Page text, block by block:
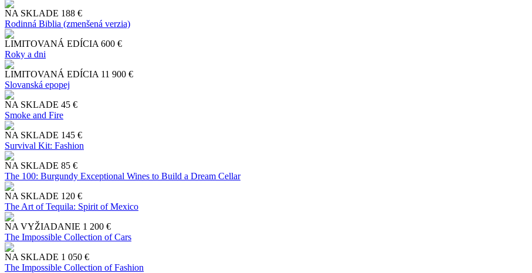
NA SKLADE 188 €
Rodinná Biblia (zmenšená verzia)
LIMITOVANÁ EDÍCIA 600 €
Roky a dni
LIMITOVANÁ EDÍCIA 11 900 €
Slo​vanská epopej
NA SKLADE 45 €
Smoke and Fire
NA SKLADE 145 €
Survival Kit: Fashion
NA SKLADE 85 €
The 100: Burgundy Exceptional Wines to Build a Dream Cellar
NA SKLADE 120 €
The Art of Tequila: Spirit of Mexico
NA VYŽIADANIE 1 200 €
The Impossible Collection of Cars
NA SKLADE 1 050 €
The Impossible Collection of Fashion